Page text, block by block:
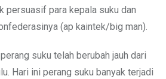
persuasif para kepala suku dan
(ap kaintek/big man).
suku telah berubah jauh dari
Hari ini perang suku banyak terjadi